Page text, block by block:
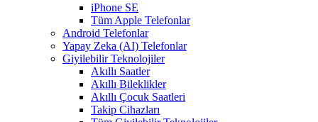
iPhone SE
Tüm Apple Telefonlar
Android Telefonlar
Yapay Zeka (AI) Telefonlar
Giyilebilir Teknolojiler
Akıllı Saatler
Akıllı Bileklikler
Akıllı Çocuk Saatleri
Takip Cihazları